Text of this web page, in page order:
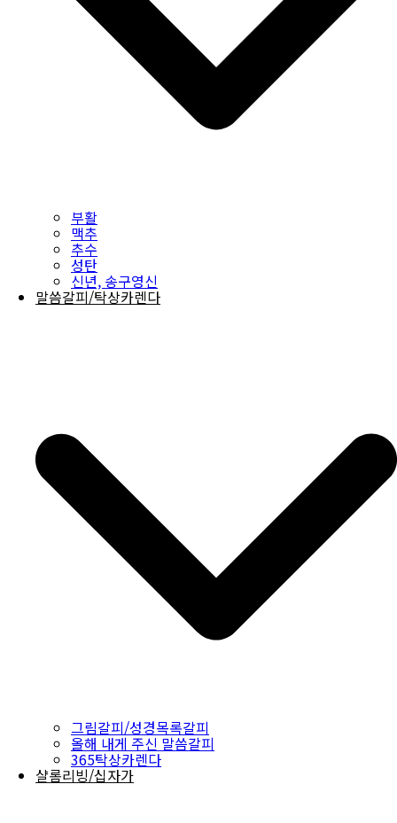
부활
맥추
추수
성탄
신년, 송구영신
말씀갈피/탁상카렌다
그림갈피/성경목록갈피
올해 내게 주신 말씀갈피
365탁상카렌다
샬롬리빙/십자가